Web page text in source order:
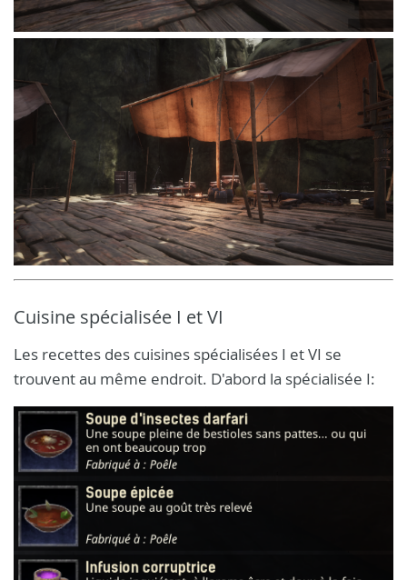
Cuisine spécialisée I et VI
Les recettes des cuisines spécialisées I et VI se
trouvent au même endroit. D'abord la spécialisée I: